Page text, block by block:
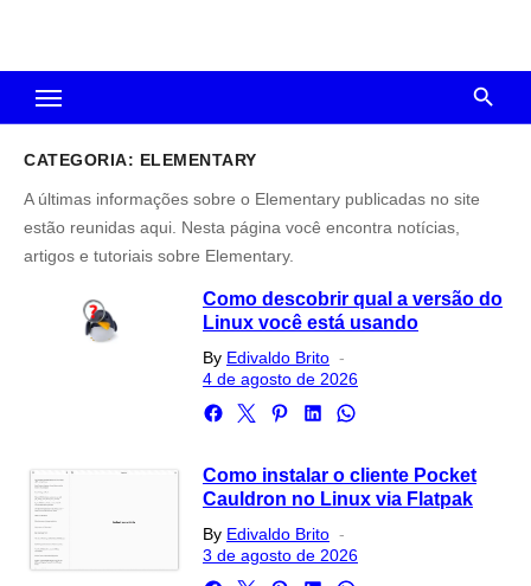
CATEGORIA: ELEMENTARY
A últimas informações sobre o Elementary publicadas no site
estão reunidas aqui. Nesta página você encontra notícias,
artigos e tutoriais sobre Elementary.
Como descobrir qual a versão do
Linux você está usando
By Edivaldo Brito
on
4 de agosto de 2026
Como instalar o cliente Pocket
Cauldron no Linux via Flatpak
By Edivaldo Brito
on
3 de agosto de 2026